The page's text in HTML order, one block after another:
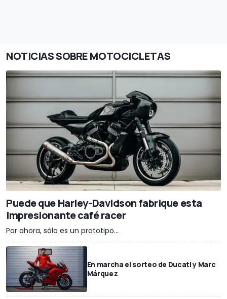
NOTICIAS SOBRE MOTOCICLETAS
Puede que Harley-Davidson fabrique esta
impresionante café racer
Por ahora, sólo es un prototipo...
En marcha el sorteo de Ducati y Marc
Márquez